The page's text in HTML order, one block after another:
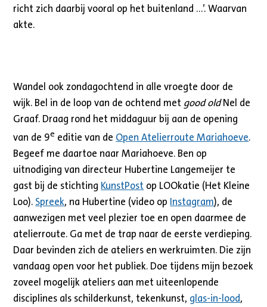
richt zich daarbij vooral op het buitenland …’. Waarvan
akte.
Wandel ook zondagochtend in alle vroegte door de
wijk. Bel in de loop van de ochtend met good oldNel de
Graaf. Draag rond het middaguur bij aan de opening
van de 9e editie van de Open Atelierroute Mariahoeve.
Begeef me daartoe naar Mariahoeve. Ben op
uitnodiging van directeur Hubertine Langemeijer te
gast bij de stichting KunstPost op LOOkatie (Het Kleine
Loo). Spreek, na Hubertine (video op Instagram), de
aanwezigen met veel plezier toe en open daarmee de
atelierroute. Ga met de trap naar de eerste verdieping.
Daar bevinden zich de ateliers en werkruimten. Die zijn
vandaag open voor het publiek. Doe tijdens mijn bezoek
zoveel mogelijk ateliers aan met uiteenlopende
disciplines als schilderkunst, tekenkunst, glas-in-lood,